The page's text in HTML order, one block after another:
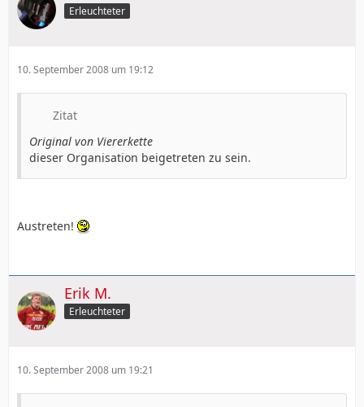
Erleuchteter
10. September 2008 um 19:12
Zitat
Original von Viererkette
dieser Organisation beigetreten zu sein.
Austreten!
Erik M.
Erleuchteter
10. September 2008 um 19:21